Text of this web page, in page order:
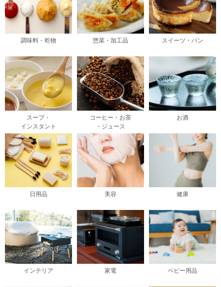
調味料・乾物 惣菜・加工品 スイーツ・パン
スープ・
インスタント
コーヒー・お茶
・ジュース
お酒
日用品 美容 健康
インテリア 家電 ベビー用品